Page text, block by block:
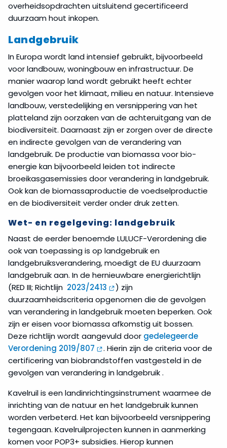
overheidsopdrachten uitsluitend gecertificeerd
duurzaam hout inkopen.
Landgebruik
In Europa wordt land intensief gebruikt, bijvoorbeeld
voor landbouw, woningbouw en infrastructuur. De
manier waarop land wordt gebruikt heeft echter
gevolgen voor het klimaat, milieu en natuur. Intensieve
landbouw, verstedelijking en versnippering van het
platteland zijn oorzaken van de achteruitgang van de
biodiversiteit. Daarnaast zijn er zorgen over de directe
en indirecte gevolgen van de verandering van
landgebruik. De productie van biomassa voor bio-
energie kan bijvoorbeeld leiden tot indirecte
broeikasgasemissies door verandering in landgebruik.
Ook kan de biomassaproductie de voedselproductie
en de biodiversiteit verder onder druk zetten.
Wet- en regelgeving: landgebruik
Naast de eerder benoemde LULUCF-Verordening die
ook van toepassing is op landgebruik en
landgebruiksverandering, moedigt de EU duurzaam
landgebruik aan. In de hernieuwbare energierichtlijn
(RED III; Richtlijn 2023/2413
) zijn
duurzaamheidscriteria opgenomen die de gevolgen
van verandering in landgebruik moeten beperken. Ook
zijn er eisen voor biomassa afkomstig uit bossen.
Deze richtlijn wordt aangevuld door gedelegeerde
Verordening 2019/807
. Hierin zijn de criteria voor de
certificering van biobrandstoffen vastgesteld in de
gevolgen van verandering in landgebruik .
Kavelruil is een landinrichtingsinstrument waarmee de
inrichting van de natuur en het landgebruik kunnen
worden verbeterd. Het kan bijvoorbeeld versnippering
tegengaan. Kavelruilprojecten kunnen in aanmerking
komen voor POP3+ subsidies. Hierop kunnen